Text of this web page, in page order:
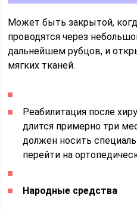
Может быть закрытой,
проводятся через
дальнейшем рубцов, и
мягких тканей.
Реабилитация после
длится примерно три
должен носить
перейти на
Народные средства